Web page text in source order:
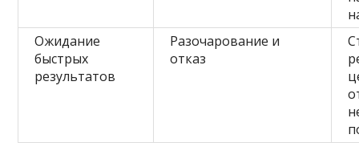
Ожидание
быстрых
результатов
Разочарование и
отказ